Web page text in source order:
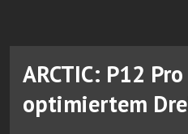
ARCTIC: P12
optimiertem